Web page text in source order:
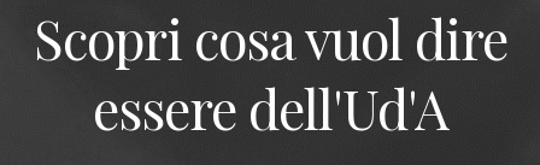
Scopri cosa vuol dire
essere dell'Ud'A